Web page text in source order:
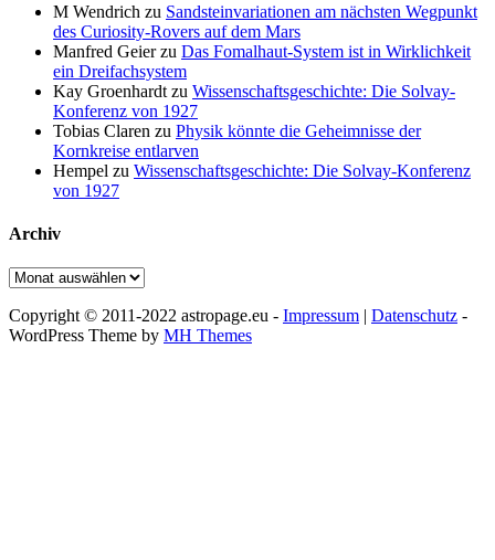
M Wendrich zu Sandsteinvariationen am nächsten Wegpunkt
des Curiosity-Rovers auf dem Mars
Manfred Geierzu Das Fomalhaut-System ist in Wirklichkeit
ein Dreifachsystem
Kay Groenhardt zu Wissenschaftsgeschichte: Die Solvay-
Konferenz von 1927
Tobias Claren zu Physik könnte die Geheimnisse der
Kornkreise entlarven
Hempel zu Wissenschaftsgeschichte: Die Solvay-Konferenz
von 1927
Archiv
Archiv
Copyright © 2011-2022 astropage.eu - Impressum | Datenschutz -
WordPress Theme by MH Themes